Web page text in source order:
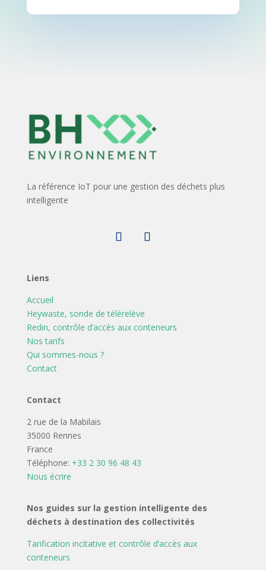
La référence IoT pour une gestion des déchets plus
intelligente
Liens
Accueil
Heywaste, sonde de télérelève
Redin, contrôle d’accès aux conteneurs
Nos tarifs
Qui sommes-nous ?
Contact
Contact
2 rue de la Mabilais
35000 Rennes
France
Téléphone: +33 2 30 96 48 43
Nous écrire
Nos guides sur la gestion intelligente des
déchets à destination des collectivités
Tarification incitative et contrôle d’accès aux
conteneurs